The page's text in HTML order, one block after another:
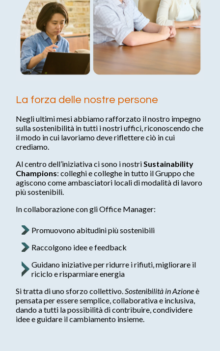
Impatto
Aree di intervento
Filiera di approvvigionamento
Salute e sicurezza
Report e pubblicazioni
Documenti e report ESG
Lavora con noi
Cosa offriamo
Smart working
Ambiente internazionale
Offerte di Lavoro
Processo di selezione
Cosa c'è di nuovo
Galleria multimediale
La forza delle nostre persone
Negli ultimi mesi abbiamo rafforzato il nostro impegno
sulla sostenibilità in tutti i nostri uffici, riconoscendo che
il modo in cui lavoriamo deve riflettere ciò in cui
crediamo.
Al centro dell’iniziativa ci sono i nostri Sustainability
Champions: colleghi e colleghe in tutto il Gruppo che
agiscono come ambasciatori locali di modalità di lavoro
più sostenibili.
In collaborazione con gli Office Manager:
Promuovono abitudini più sostenibili
Raccolgono idee e feedback
Guidano iniziative per ridurre i rifiuti, migliorare il
riciclo e risparmiare energia
Si tratta di uno sforzo collettivo. Sostenibilità in Azioneè
pensata per essere semplice, collaborativa e inclusiva,
dando a tutti la possibilità di contribuire, condividere
idee e guidare il cambiamento insieme.